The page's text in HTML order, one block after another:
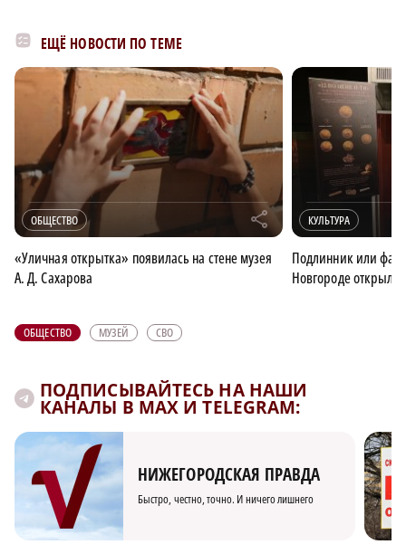
ЕЩЁ НОВОСТИ ПО ТЕМЕ
ОБЩЕСТВО r
«Уличная открытка» появилась на стене музея
А. Д. Сахарова
КУЛЬТУРА
Подлинник или
Новгороде
ОБЩЕСТВО МУЗЕЙ СВО
ПОДПИСЫВАЙТЕСЬ НА НАШИ
КАНАЛЫ В MAX И TELEGRAM:
НИЖЕГОРОДСКАЯ ПРАВДА
Быстро, честно, точно. И ничего лишнего